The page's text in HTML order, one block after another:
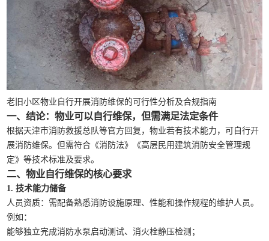
老旧小区物业自行开展消防维保的可行性分析及合规指南
一、结论：物业可以自行维保，但需满足法定条件
根据天津市消防救援总队等官方回复，物业若有技术能力，可自行开
展消防维保。但需符合《消防法》《高层民用建筑消防安全管理规
定》等技术标准及要求。
二、物业自行维保的核心要求
1. 技术能力储备
人员资质：需配备熟悉消防设施原理、性能和操作规程的维护人员。
例如：
能够独立完成消防水泵启动测试、消火栓静压检测；